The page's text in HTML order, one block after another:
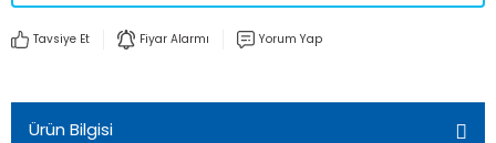
Tavsiye Et Fiyar Alarmı Yorum Yap
Ürün Bilgisi